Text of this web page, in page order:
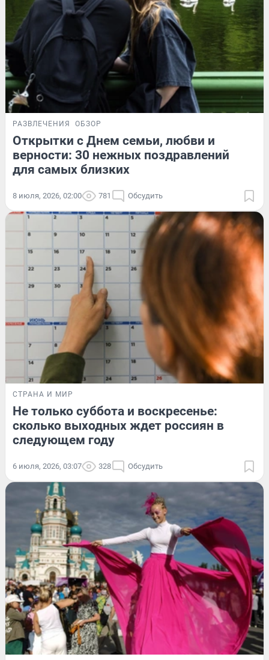
РАЗВЛЕЧЕНИЯ ОБЗОР
Открытки с Днем семьи, любви и
верности: 30 нежных поздравлений
для самых близких
8 июля, 2026, 02:00 781 Обсудить
СТРАНА И МИР
Не только суббота и воскресенье:
сколько выходных ждет россиян в
следующем году
6 июля, 2026, 03:07 328 Обсудить